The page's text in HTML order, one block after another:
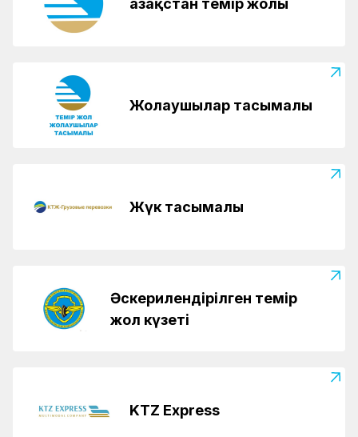
Қазақстан темір жолы
Жолаушылар тасымалы
Жүк тасымалы
Әскерилендірілген темір
жол күзеті
KTZ Express